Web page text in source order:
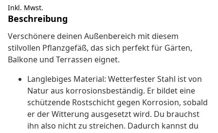
Inkl. Mwst.
Beschreibung
Verschönere deinen Außenbereich mit diesem
stilvollen Pflanzgefäß, das sich perfekt für Gärten,
Balkone und Terrassen eignet.
Langlebiges Material: Wetterfester Stahl ist von
Natur aus korrosionsbeständig. Er bildet eine
schützende Rostschicht gegen Korrosion, sobald
er der Witterung ausgesetzt wird. Du brauchst
ihn also nicht zu streichen. Dadurch kannst du